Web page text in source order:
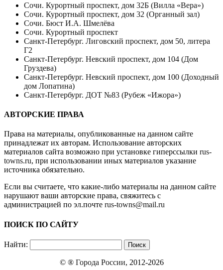
Сочи. Курортный проспект, дом 32Б (Вилла «Вера»)
Сочи. Курортный проспект, дом 32 (Органный зал)
Сочи. Бюст И.А. Шмелёва
Сочи. Курортный проспект
Санкт-Петербург. Лиговский проспект, дом 50, литера
Г2
Санкт-Петербург. Невский проспект, дом 104 (Дом
Груздева)
Санкт-Петербург. Невский проспект, дом 100 (Доходный
дом Лопатина)
Санкт-Петербург. ДОТ №83 (Рубеж «Ижора»)
АВТОРСКИЕ ПРАВА
Права на материалы, опубликованные на данном сайте
принадлежат их авторам. Использование авторских
материалов сайта возможно при установке гиперссылки rus-
towns.ru, при использовании иных материалов указание
источника обязательно.
Если вы считаете, что какие-либо материалы на данном сайте
нарушают ваши авторские права, свяжитесь с
администрацией по эл.почте rus-towns@mail.ru
ПОИСК ПО САЙТУ
Найти:
© ® Города России, 2012-2026